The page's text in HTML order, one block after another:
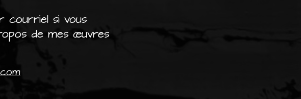
courriel si vous
de mes œuvres